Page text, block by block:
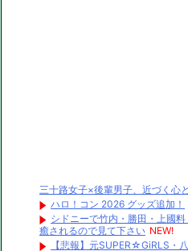
三十路女子×後輩男子、近づく心
ハロ！コン 2026 グッズ追加！
シドニーで竹内・勝田・上國
癒されるので見て下さい NEW!
【悲報】元SUPER☆GiRLS・